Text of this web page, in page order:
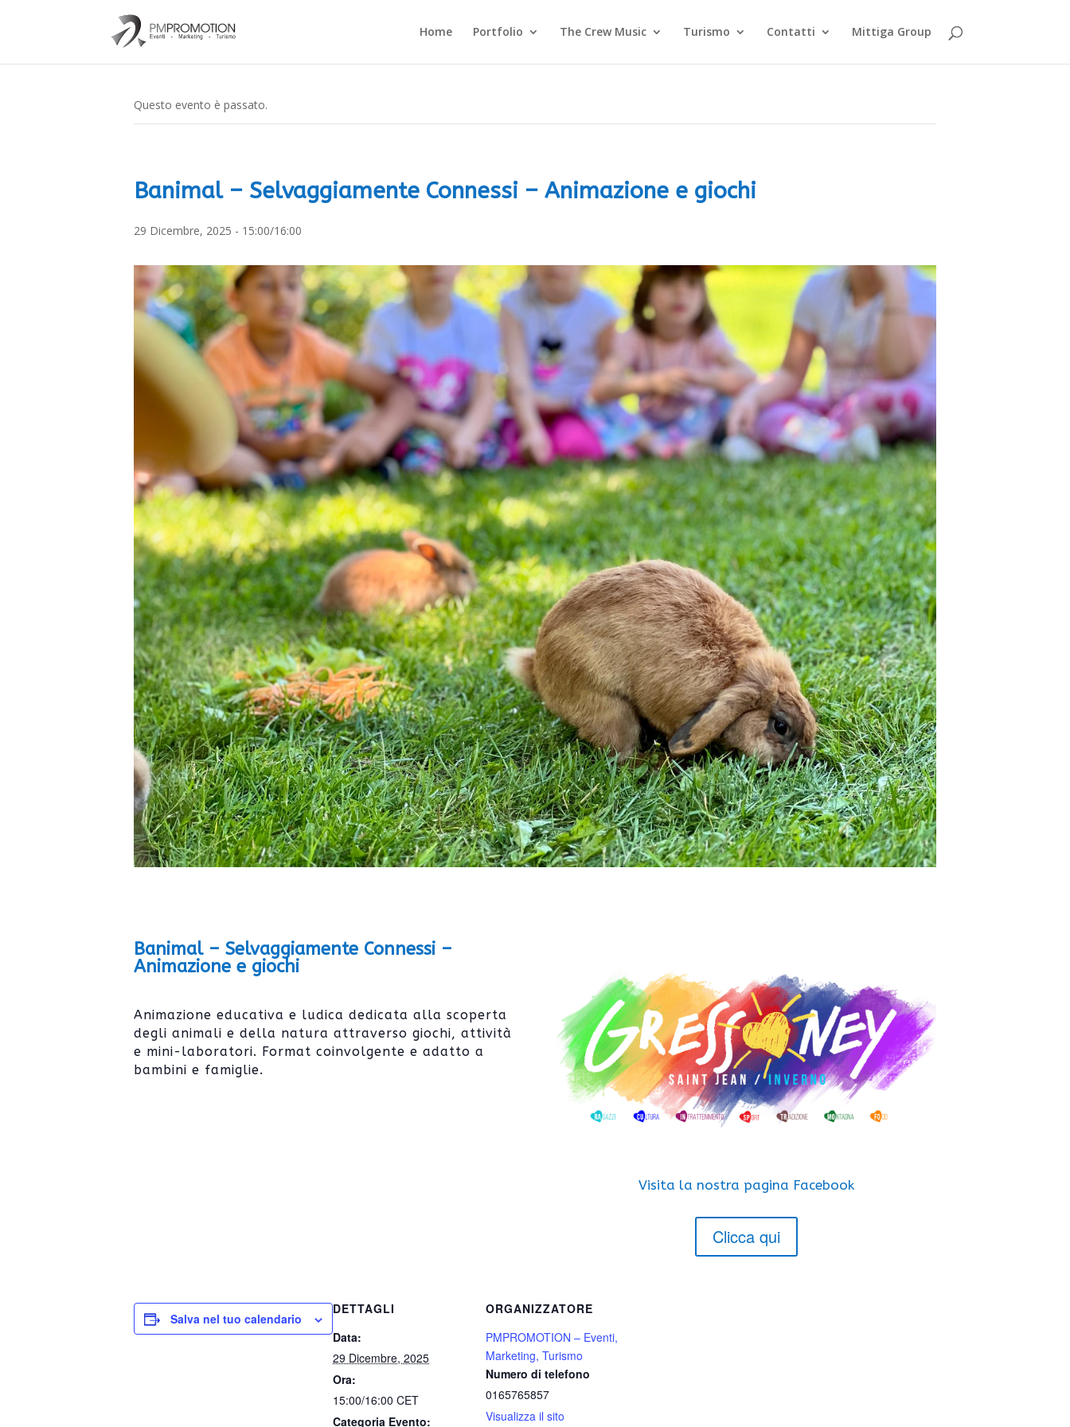
Home Portfolio The Crew Music Turismo Contatti Mittiga Group
Questo evento è passato.
Banimal – Selvaggiamente Connessi – Animazione e giochi
29 Dicembre, 2025 - 15:00/16:00
Banimal – Selvaggiamente Connessi –
Animazione e giochi
Animazione educativa e ludica dedicata alla scoperta
degli animali e della natura attraverso giochi, attività
e mini-laboratori. Format coinvolgente e adatto a
bambini e famiglie.
Visita la nostra pagina Facebook
Clicca qui
Salva nel tuo calendario
DETTAGLI
Data:
29 Dicembre, 2025
Ora:
15:00/16:00 CET
Categoria Evento:
ORGANIZZATORE
PMPROMOTION – Eventi,
Marketing, Turismo
Numero di telefono
0165765857
Visualizza il sito